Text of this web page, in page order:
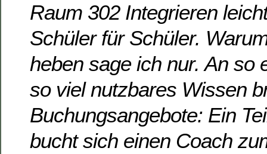
Raum 302 Integrieren
Schüler für Schüler.
heben sage ich nur. An so
so viel nutzbares Wissen
Buchungsangebote: Ein
bucht sich einen Coach